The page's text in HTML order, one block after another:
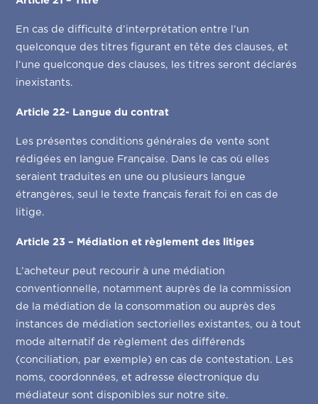
En cas de difficulté d’interprétation entre l’un
quelconque des titres figurant en tête des clauses, et
l’une quelconque des clauses, les titres seront déclarés
inexistants.
Article 22- Langue du contrat
Les présentes conditions générales de vente sont
rédigées en langue Française. Dans le cas où elles
seraient traduites en une ou plusieurs langue
étrangères, seul le texte français ferait foi en cas de
litige.
Article 23 – Médiation et règlement des litiges
L’acheteur peut recourir à une médiation
conventionnelle, notamment auprès de la commission
de la médiation de la consommation ou auprès des
instances de médiation sectorielles existantes, ou à tout
mode alternatif de règlement des différends
(conciliation, par exemple) en cas de contestation. Les
noms, coordonnées, et adresse électronique du
médiateur sont disponibles sur notre site.